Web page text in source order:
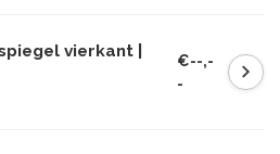
vierkant |
€--,-
-